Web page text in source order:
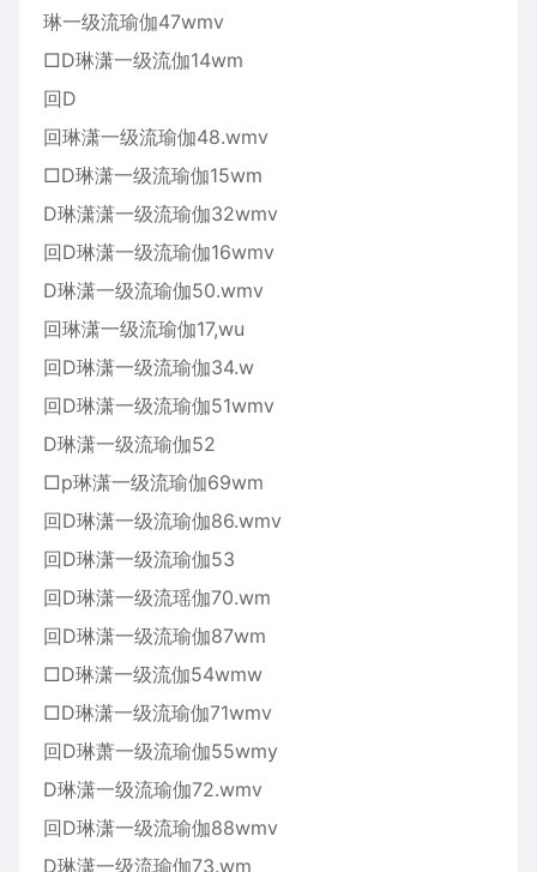
琳一级流瑜伽47wmv
□D琳潇一级流伽14wm
回D
回琳潇一级流瑜伽48.wmv
□D琳潇一级流瑜伽15wm
D琳潇潇一级流瑜伽32wmv
回D琳潇一级流瑜伽16wmv
D琳潇一级流瑜伽50.wmv
回琳潇一级流瑜伽17,wu
回D琳潇一级流瑜伽34.w
回D琳潇一级流瑜伽51wmv
D琳潇一级流瑜伽52
□p琳潇一级流瑜伽69wm
回D琳潇一级流瑜伽86.wmv
回D琳潇一级流瑜伽53
回D琳潇一级流瑶伽70.wm
回D琳潇一级流瑜伽87wm
□D琳潇一级流伽54wmw
□D琳潇一级流瑜伽71wmv
回D琳萧一级流瑜伽55wmy
D琳潇一级流瑜伽72.wmv
回D琳潇一级流瑜伽88wmv
D琳潇一级流瑜伽73.wm